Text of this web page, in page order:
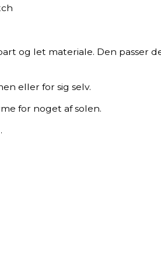
og let materiale. Den passer
eller for sig selv.
for noget af solen.